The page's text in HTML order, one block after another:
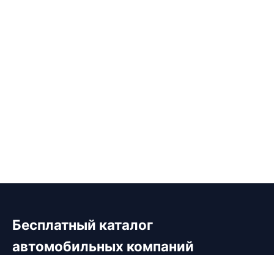
Бесплатный каталог
автомобильных компаний